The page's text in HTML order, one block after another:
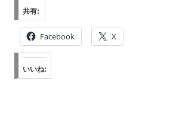
共有:
Facebook X
いいね: